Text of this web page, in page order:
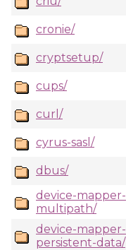
cronie/
cryptsetup/
cups/
curl/
cyrus-sasl/
dbus/
device-mapper-
multipath/
device-mapper-
persistent-data/